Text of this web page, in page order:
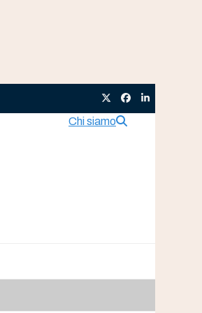
TwitterFacebook
LinkedIn
Chi siamo